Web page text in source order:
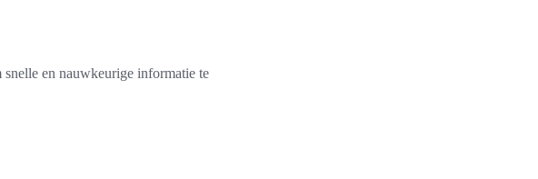
en nauwkeurige informatie te